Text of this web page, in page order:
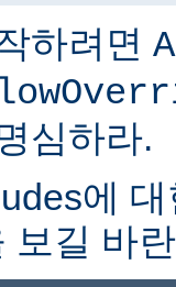
하려면
심하라.
에
보길 바